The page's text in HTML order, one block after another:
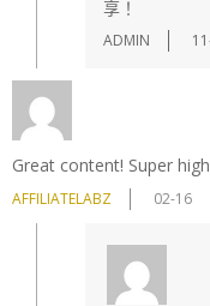
享！
ADMIN
Great content! Super
AFFILIATELABZ 02-16